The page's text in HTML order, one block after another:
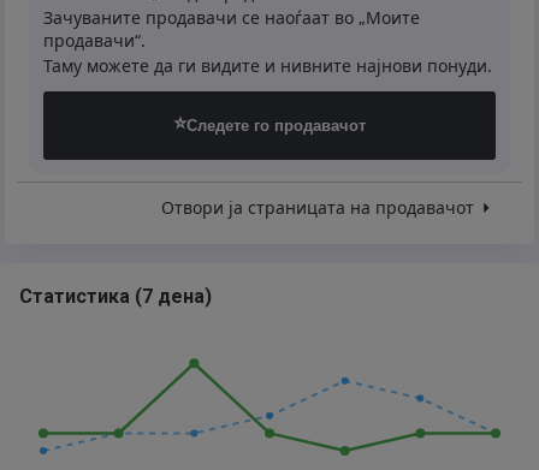
Зачуваните продавачи се наоѓаат во „Моите
продавачи“.
Таму можете да ги видите и нивните најнови понуди.
⭐Следете го продавачот
Отвори ја страницата на продавачот
Статистика (7 дена)